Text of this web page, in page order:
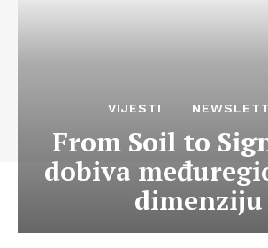
VIJESTI
From Soil to
dobiva
dimenziju